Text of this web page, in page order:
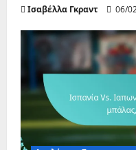
Ισαβέλλα Γκραντ 06/